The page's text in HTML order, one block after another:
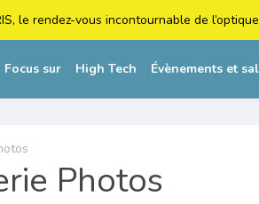
le rendez-vous incontournable de
Focus sur High Tech Évènements et
Photos